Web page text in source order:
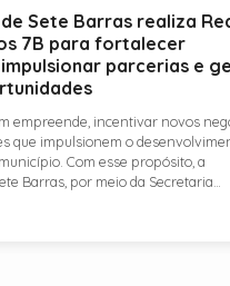
Sete Barras realiza
7B para fortalecer
parcerias e
empreende, incentivar novos
que impulsionem o
Com esse propósito, a
Barras, por meio da Secretaria
e Desenvolvimento
terça-feira (11) a Rede de